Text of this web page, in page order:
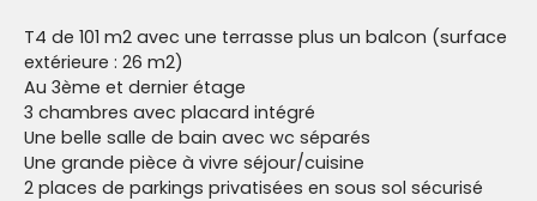
T4 de 101 m2 avec une terrasse plus un balcon (surface
extérieure : 26 m2)
Au 3ème et dernier étage
3 chambres avec placard intégré
Une belle salle de bain avec wc séparés
Une grande pièce à vivre séjour/cuisine
2 places de parkings privatisées en sous sol sécurisé